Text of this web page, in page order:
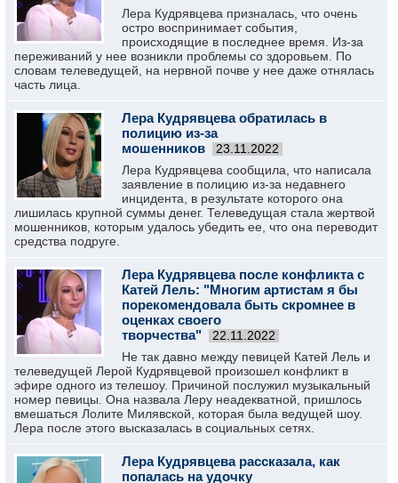
Лера Кудрявцева призналась, что очень
остро воспринимает события,
происходящие в последнее время. Из-за
переживаний у нее возникли проблемы со здоровьем. По
словам телеведущей, на нервной почве у нее даже отнялась
часть лица.
Лера Кудрявцева обратилась в
полицию из-за
мошенников
23.11.2022
Лера Кудрявцева сообщила, что написала
заявление в полицию из-за недавнего
инцидента, в результате которого она
лишилась крупной суммы денег. Телеведущая стала жертвой
мошенников, которым удалось убедить ее, что она переводит
средства подруге.
Лера Кудрявцева после конфликта с
Катей Лель: "Многим артистам я бы
порекомендовала быть скромнее в
оценках своего
творчества"
22.11.2022
Не так давно между певицей Катей Лель и
телеведущей Лерой Кудрявцевой произошел конфликт в
эфире одного из телешоу. Причиной послужил музыкальный
номер певицы. Она назвала Леру неадекватной, пришлось
вмешаться Лолите Милявской, которая была ведущей шоу.
Лера после этого высказалась в социальных сетях.
Лера Кудрявцева рассказала, как
попалась на удочку